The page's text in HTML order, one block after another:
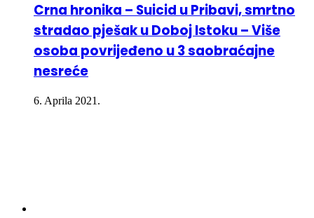
Crna hronika – Suicid u Pribavi, smrtno
stradao pješak u Doboj Istoku – Više
osoba povrijeđeno u 3 saobraćajne
nesreće
6. Aprila 2021.